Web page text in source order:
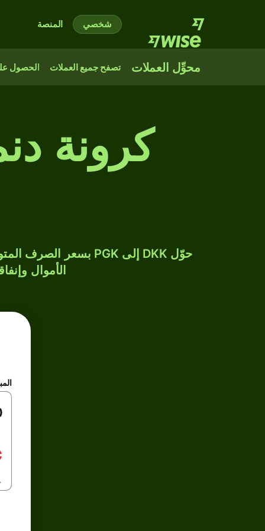
شخصي المنصة
محوِّل العملات تصفح جميع العملات الحصول
كرونة
الأموال